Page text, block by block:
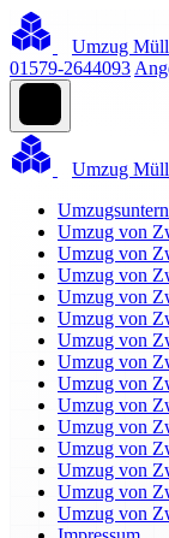
Umzug
01579-2644093
Umzug
Umzug von
Umzug von
Umzug von
Umzug von
Umzug von
Umzug von
Umzug von
Umzug von
Umzug von
Umzug von
Umzug von
Umzug von
Umzug von
Umzug von